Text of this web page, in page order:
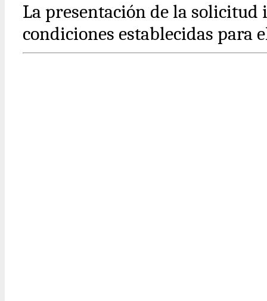
La presentación de la
condiciones establecidas para